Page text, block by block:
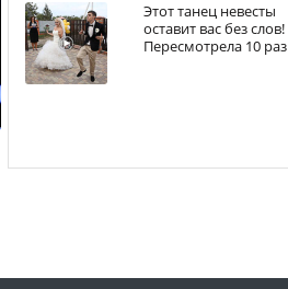
Этот танец невесты
оставит вас без слов!
Пересмотрела 10 раз